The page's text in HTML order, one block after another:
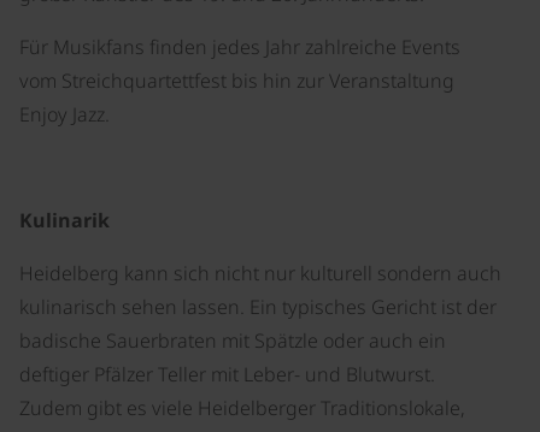
Für Musikfans finden jedes Jahr zahlreiche Events
vom Streichquartettfest bis hin zur Veranstaltung
Enjoy Jazz.
Kulinarik
Heidelberg kann sich nicht nur kulturell sondern auch
kulinarisch sehen lassen. Ein typisches Gericht ist der
badische Sauerbraten mit Spätzle oder auch ein
deftiger Pfälzer Teller mit Leber- und Blutwurst.
Zudem gibt es viele Heidelberger Traditionslokale,